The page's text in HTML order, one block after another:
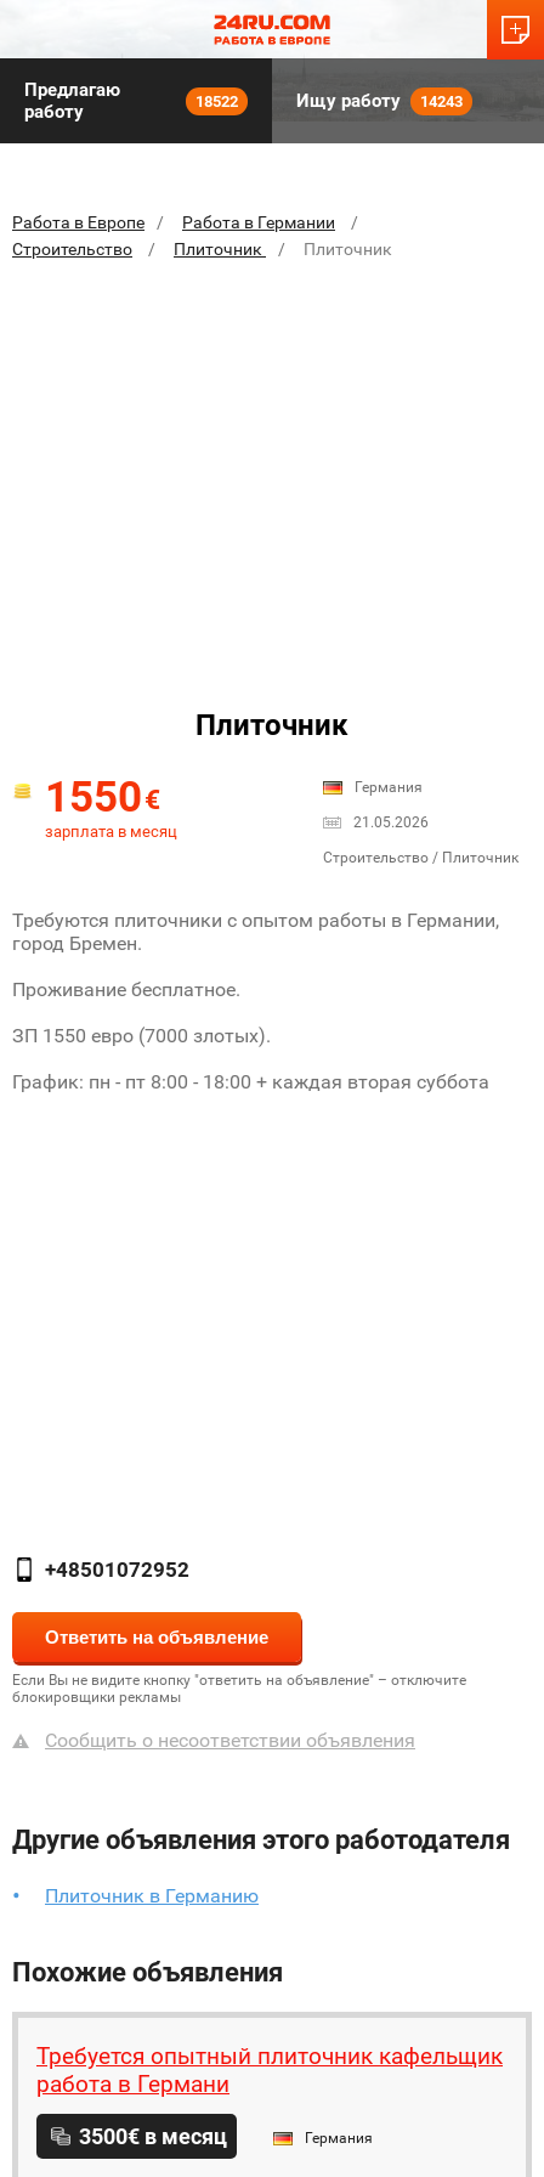
Предлагаю
работу
18522 Ищу работу 14243
Работа в Европе
Работа в Германии
Строительство
Плиточник Плиточник
Плиточник
1550€
зарплата в месяц
Германия
21.05.2026
Строительство / Плиточник
Требуются плиточники с опытом работы в Германии,
город Бремен.
Проживание бесплатное.
ЗП 1550 евро (7000 злотых).
График: пн - пт 8:00 - 18:00 + каждая вторая суббота
+48501072952
Если Вы не видите кнопку "ответить на объявление" – отключите
блокировщики рекламы
Сообщить о несоответствии объявления
Другие объявления этого работодателя
Плиточник в Германию
Похожие объявления
Требуется опытный плиточник кафельщик
работa в Германи
3500€ в месяц Германия